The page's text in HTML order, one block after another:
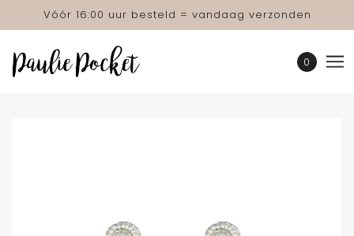
Vóór 16:00 uur besteld = vandaag verzonden
0